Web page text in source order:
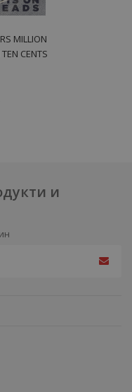
MILLION
CENTS
и